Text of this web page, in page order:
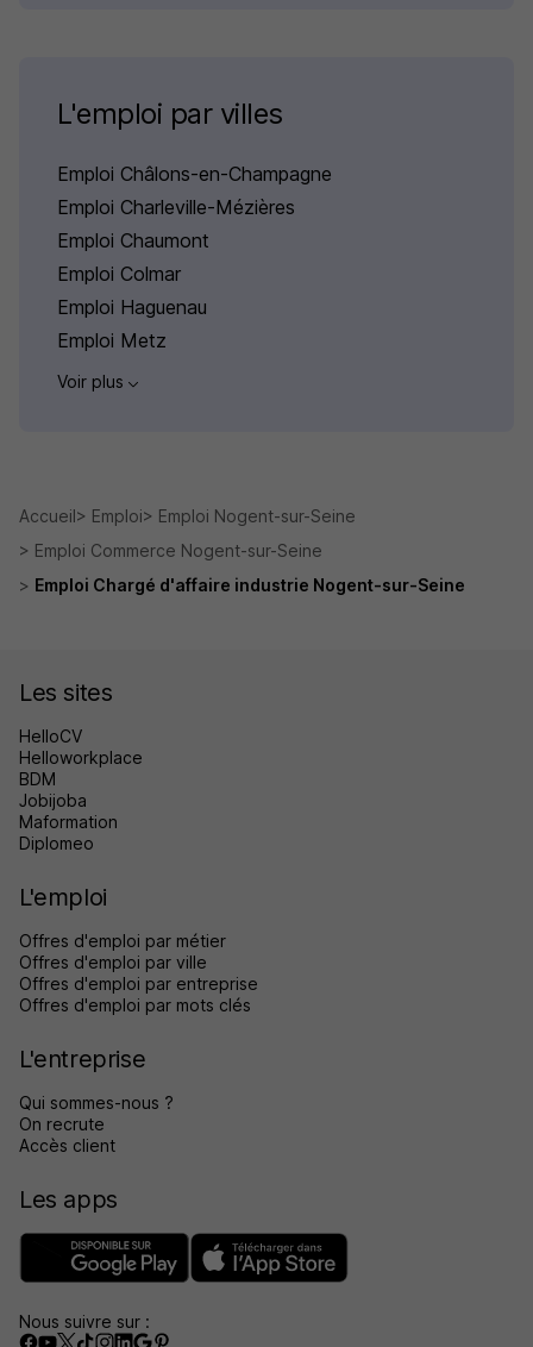
L'emploi par villes
Emploi Châlons-en-Champagne
Emploi Charleville-Mézières
Emploi Chaumont
Emploi Colmar
Emploi Haguenau
Emploi Metz
Voir plus
Accueil Emploi
Emploi Nogent-sur-Seine
Emploi Commerce Nogent-sur-Seine
Emploi Chargé d'affaire industrie Nogent-sur-Seine
Les sites
HelloCV
Helloworkplace
BDM
Jobijoba
Maformation
Diplomeo
L'emploi
Offres d'emploi par métier
Offres d'emploi par ville
Offres d'emploi par entreprise
Offres d'emploi par mots clés
L'entreprise
Qui sommes-nous ?
On recrute
Accès client
Les apps
Nous suivre sur :